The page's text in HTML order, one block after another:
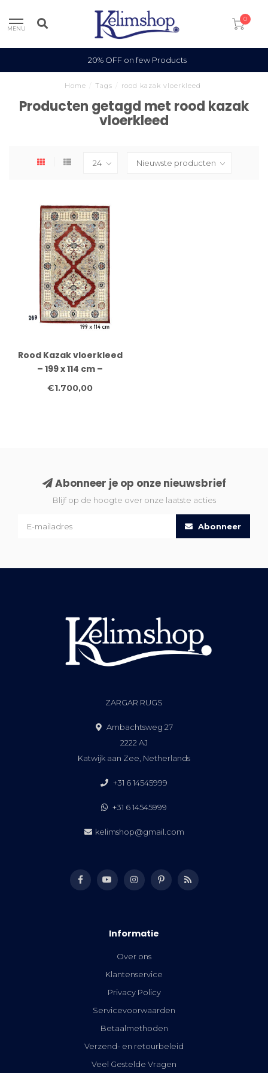
MENU
0
20% OFF on few Products
Home Tags rood kazak vloerkleed
Producten getagd met rood kazak
vloerkleed
Rood Kazak vloerkleed
– 199 x 114 cm –
Handgeknoopt wollen
€1.700,00
Abonneer je op onze nieuwsbrief
Blijf op de hoogte over onze laatste acties
Abonneer
ZARGAR RUGS
Ambachtsweg 27
2222 AJ
Katwijk aan Zee, Netherlands
+31 6 14545999
+31 6 14545999
kelimshop@gmail.com
Informatie
Over ons
Klantenservice
Privacy Policy
Servicevoorwaarden
Betaalmethoden
Verzend- en retourbeleid
Veel Gestelde Vragen